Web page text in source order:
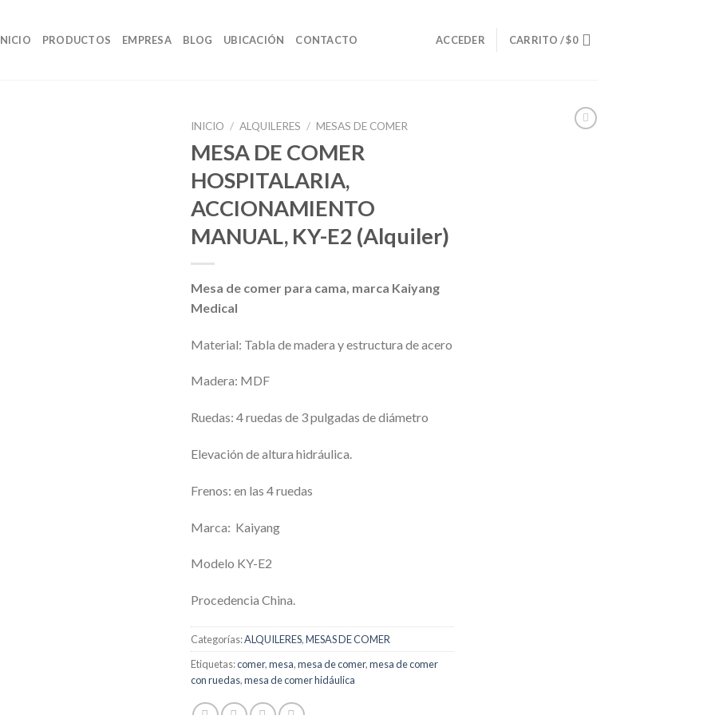
PRODUCTOS EMPRESA BLOG UBICACIÓN CONTACTO ACCEDER CARRITO /$0
INICIO / ALQUILERES / MESAS DE COMER
MESA DE COMER
HOSPITALARIA,
ACCIONAMIENTO
MANUAL, KY-E2 (Alquiler)
Mesa de comer para cama, marca Kaiyang
Medical
Material: Tabla de madera y estructura de acero
Madera: MDF
Ruedas: 4 ruedas de 3 pulgadas de diámetro
Elevación de altura hidráulica.
Frenos: en las 4 ruedas
Marca: Kaiyang
Modelo KY-E2
Procedencia China.
Categorías:ALQUILERES,MESAS DE COMER
Etiquetas:comer,mesa,mesa de comer,mesa de comer
con ruedas,mesa de comer hidáulica